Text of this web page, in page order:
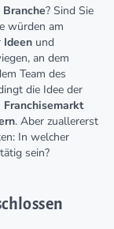
Branche? Sind Sie
würden am
Ideen und
an dem
Team des
die Idee der
Franchisemarkt
. Aber zuallererst
In welcher
tätig sein?